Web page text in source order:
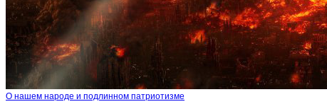
О нашем народе и подлинном патриотизме